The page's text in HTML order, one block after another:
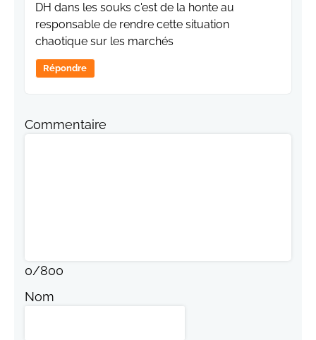
DH dans les souks c'est de la honte au
responsable de rendre cette situation
chaotique sur les marchés
Répondre
Commentaire
0/800
Nom